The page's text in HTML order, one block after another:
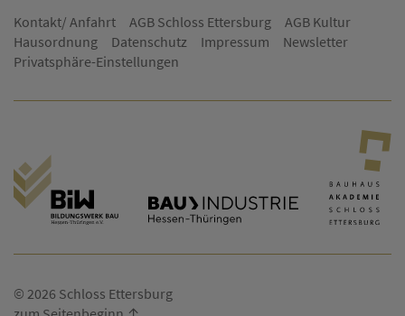
Kontakt/ Anfahrt AGB Schloss Ettersburg
AGB Kultur
Hausordnung
Datenschutz Impressum
Newsletter
Privatsphäre-Einstellungen
© 2026 Schloss Ettersburg